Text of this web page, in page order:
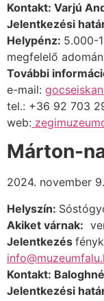
Kontakt: Varjú
Jelentkezési
Helypénz: 5.000-
megfelelő
További
e-mail:
tel.: +36 92 703
web:
Márton-
2024. november 9.
Helyszín:
Akiket várnak:
Jelentkezés
Kontakt:
Jelentkezési